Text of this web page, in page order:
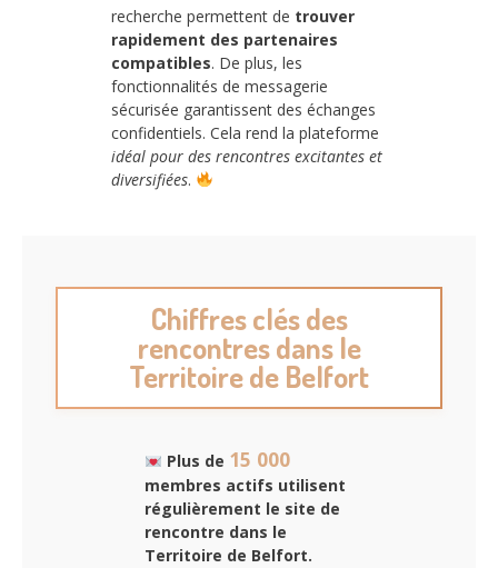
recherche permettent de trouver
rapidement des partenaires
compatibles. De plus, les
fonctionnalités de messagerie
sécurisée garantissent des échanges
confidentiels. Cela rend la plateforme
idéal pour des rencontres excitantes et
diversifiées.
Chiffres clés des
rencontres dans le
Territoire de Belfort
Plus de 15 000
membres actifs utilisent
régulièrement le site de
rencontre dans le
Territoire de Belfort.